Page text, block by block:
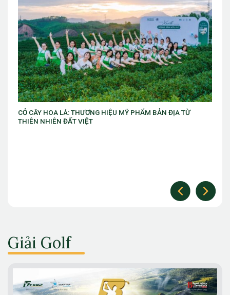
MỸ PHẨM BẢN ĐỊA TỪ
VIB ra mắt chương trình “VIB
Giải Golf